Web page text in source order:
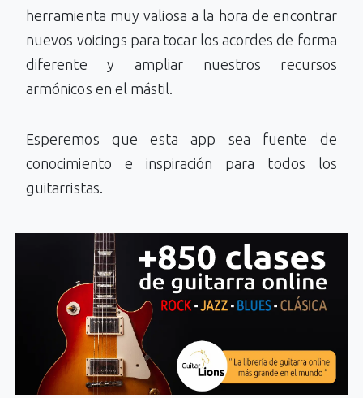
herramienta muy valiosa a la hora de encontrar
nuevos voicings para tocar los acordes de forma
diferente y ampliar nuestros recursos
armónicos en el mástil.
Esperemos que esta app sea fuente de
conocimiento e inspiración para todos los
guitarristas.